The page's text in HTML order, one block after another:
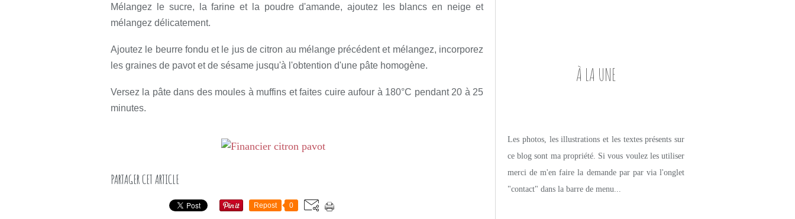
Mélangez le sucre, la farine et la poudre d'amande, ajoutez les blancs en neige et
mélangez délicatement.
Ajoutez le beurre fondu et le jus de citron au mélange précédent et mélangez, incorporez
les graines de pavot et de sésame jusqu'à l'obtention d'une pâte homogène.
Versez la pâte dans des moules à muffins et faites cuire aufour à 180°C pendant 20 à 25
minutes.
PARTAGER CET ARTICLE
Repost 0
À LA UNE
Les photos, les illustrations et les textes présents sur
ce blog sont ma propriété. Si vous voulez les utiliser
merci de m'en faire la demande par par via l'onglet
"contact" dans la barre de menu...